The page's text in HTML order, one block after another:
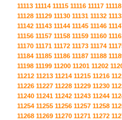
11113 11114 11115 11116 11117 11118
11128 11129 11130 11131 11132
11142 11143 11144 11145 11146
11156 11157 11158 11159 11160
11170 11171 11172 11173 11174
11184 11185 11186 11187 11188
11198 11199 11200 11201 11202
11212 11213 11214 11215 11216
11226 11227 11228 11229 11230
11240 11241 11242 11243 11244
11254 11255 11256 11257 11258
11268 11269 11270 11271 11272